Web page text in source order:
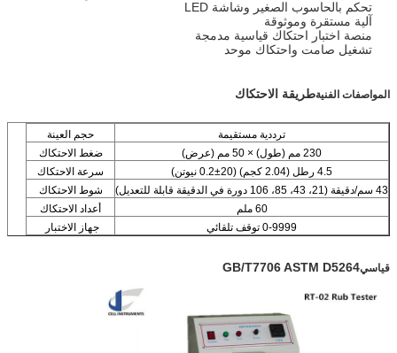
تحكم بالحاسوب الصغير وشاشة LED
آلية مستقرة وموثوقة
منصة اختبار احتكاك قياسية مدمجة
تشغيل صامت واحتكاك موحد
المواصفات الفنيةطريقة الاحتكاك
ترددية مستقيمة
حجم العينة
230 مم (طول) × 50 مم (عرض)
ضغط الاحتكاك
4.5 رطل (2.04 كجم) (20±0.2 نيوتن)
سرعة الاحتكاك
43 سم/دقيقة (21، 43، 85، 106 دورة في الدقيقة قابلة للتعديل)
شوط الاحتكاك
60 ملم
أعداد الاحتكاك
0-9999 توقف تلقائي
جهاز الاختبار
قياسيGB/T7706 ASTM D5264